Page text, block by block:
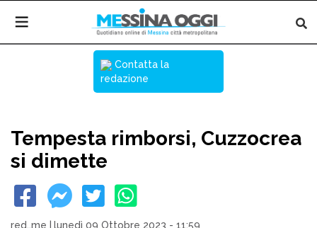
Contatta la
redazione
Tempesta rimborsi, Cuzzocrea
si dimette
red..me lunedì 09 Ottobre 2023 - 11:59